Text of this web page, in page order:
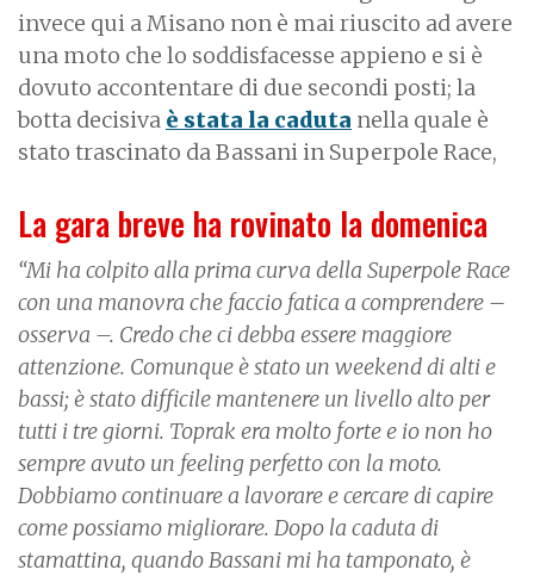
invece qui a Misano non è mai riuscito ad avere
una moto che lo soddisfacesse appieno e si è
dovuto accontentare di due secondi posti; la
botta decisiva è stata la caduta nella quale è
stato trascinato da Bassani in Superpole Race,
La gara breve ha rovinato la domenica
“Mi ha colpito alla prima curva della Superpole Race
con una manovra che faccio fatica a comprendere –
osserva –. Credo che ci debba essere maggiore
attenzione. Comunque è stato un weekend di alti e
bassi; è stato difficile mantenere un livello alto per
tutti i tre giorni. Toprak era molto forte e io non ho
sempre avuto un feeling perfetto con la moto.
Dobbiamo continuare a lavorare e cercare di capire
come possiamo migliorare. Dopo la caduta di
stamattina, quando Bassani mi ha tamponato, è